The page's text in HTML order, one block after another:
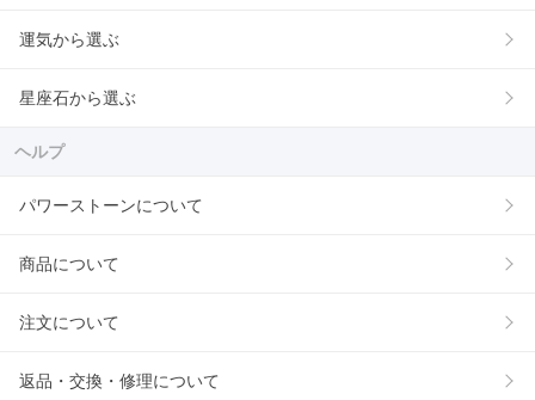
運気から選ぶ
星座石から選ぶ
ヘルプ
パワーストーンについて
商品について
注文について
返品・交換・修理について